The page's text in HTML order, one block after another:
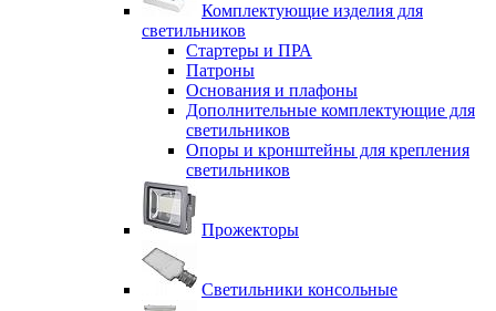
Комплектующие изделия для
светильников
Стартеры и ПРА
Патроны
Основания и плафоны
Дополнительные комплектующие для
светильников
Опоры и кронштейны для крепления
светильников
Прожекторы
Светильники консольные